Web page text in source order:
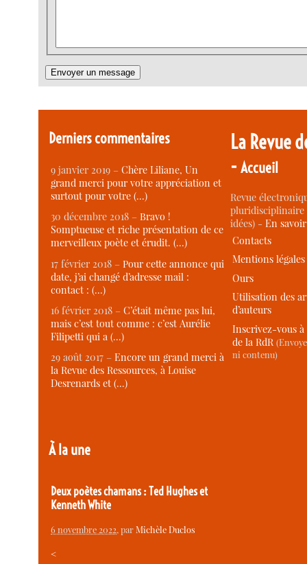
Derniers commentaires
9 janvier 2019 –Chère Liliane, Un
grand merci pour votre appréciation et
surtout pour votre (…)
30 décembre 2018 –Bravo !
Somptueuse et riche présentation de ce
merveilleux poète et érudit. (…)
17 février 2018 –Pour cette annonce qui
date, j’ai changé d’adresse mail :
contact : (…)
16 février 2018 –C’était même pas lui,
mais c’est tout comme : c’est Aurélie
Filipetti qui a (…)
29 août 2017 –Encore un grand merci à
la Revue des Ressources, à Louise
Desrenards et (…)
À la une
Deux poètes chamans : Ted Hughes et
Kenneth White
6 novembre 2022, parMichèle Duclos
<
La Revue
-Accueil
Revue
idées) -En
Contacts
Mentions légales
Ours
Utilisation des
d’auteurs
Inscrivez-vous
de la RdR
ni contenu)